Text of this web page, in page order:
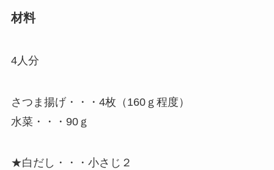
材料
4人分
さつま揚げ・・・4枚（160ｇ程度）
水菜・・・90ｇ
★白だし・・・小さじ２